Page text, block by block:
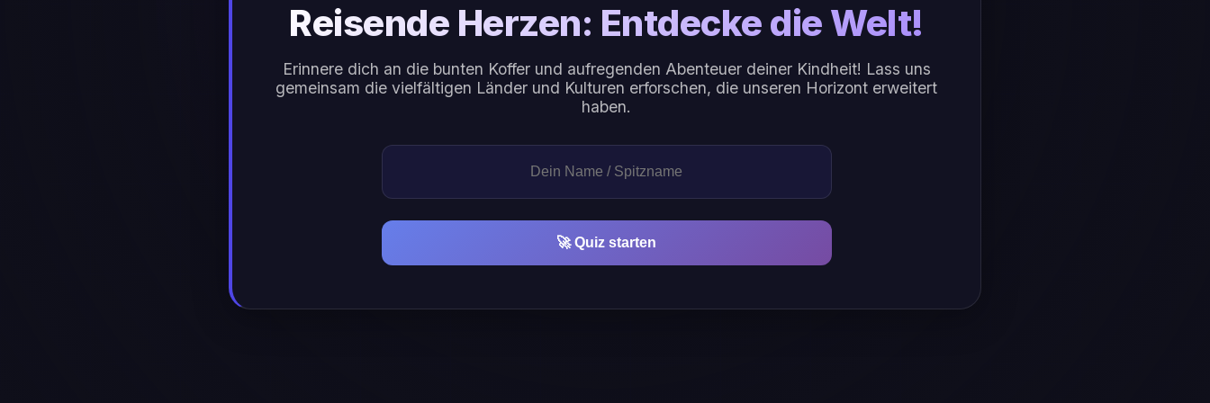
Reisende Herzen: Entdecke die Welt!
Erinnere dich an die bunten Koffer und aufregenden Abenteuer deiner Kindheit! Lass uns
gemeinsam die vielfältigen Länder und Kulturen erforschen, die unseren Horizont erweitert
haben.
🚀 Quiz starten